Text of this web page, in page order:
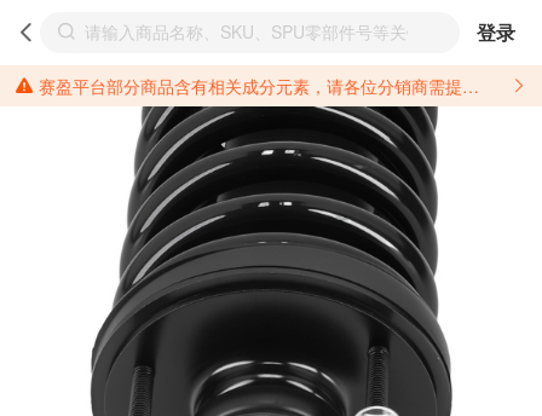
登录
赛盈平台部分商品含有相关成分元素，请各位分销商需提前了解产品材质情况，并针对其做好相关的风险把控，以免造成不必要的损失。 *美国加州65法案进一步规定了对于仅包含致癌物质，仅包含致生殖毒性物质，同时包含致癌物质和致生殖毒性物质，亦或是包含某一物质即为致癌物质又为致生殖毒性物质的产品的警示标语要求。 *新法案提供的警示标语修订并不是强制实施的，其只是避免昂贵诉讼的一种有效的方法。只要企业在保证其使用的另外的警示标语是“清晰和合理”并符合加州65法案要求的，那也是可以被接受的。*请充分了解第三方销售平台对商品上架规要求，并根据对应平台规则调整相关商品信息后进行上架，以免造成您不必要损失。 汽配产品上架注意事项： 不同第三方平台对于适配车型等信息的填写要求各有不同。例如：亚马逊明确禁止在产品标题、卖点和描述中直接使用适配车型的年份、品牌和型号信息；请您仔细研究并熟悉所销售平台关于汽配产品上架销售的具体规则，如果因上架的汽配产品信息填写不符合所销售平台要求，产生违规/侵权等问题所造成的损失需您自行承担。